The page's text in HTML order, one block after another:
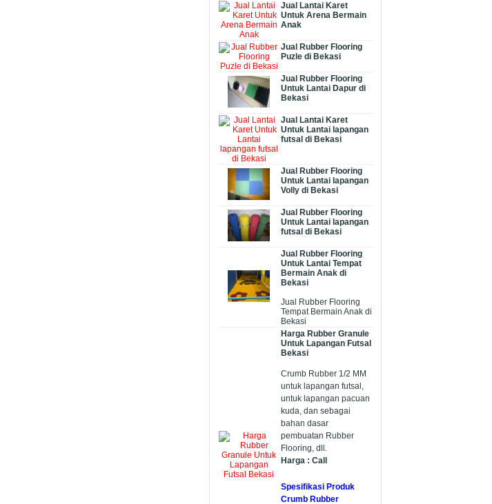
Jual Lantai Karet
Untuk Arena Bermain
Anak
Jual Rubber Flooring
Puzle di Bekasi
Jual Rubber Flooring
Untuk Lantai Dapur di
Bekasi
Jual Lantai Karet
Untuk Lantai lapangan
futsal di Bekasi
Jual Rubber Flooring
Untuk Lantai lapangan
Volly di Bekasi
Jual Rubber Flooring
Untuk Lantai lapangan
futsal di Bekasi
Jual Rubber Flooring
Untuk Lantai Tempat
Bermain Anak di
Bekasi
Jual Rubber Flooring
Tempat Bermain Anak di
Bekasi
Harga Rubber Granule
Untuk Lapangan Futsal
Bekasi
Crumb Rubber 1/2 MM
untuk lapangan futsal,
untuk lapangan pacuan
kuda, dan sebagai
bahan dasar
pembuatan Rubber
Flooring, dll.
Harga : Call
Spesifikasi Produk
Crumb Rubber